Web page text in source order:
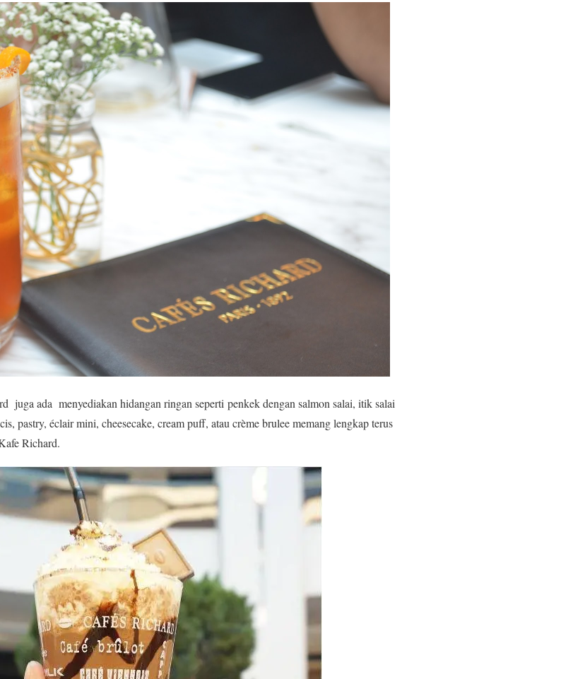
juga ada menyediakan hidangan ringan seperti penkek dengan salmon salai, itik salai
pastry, éclair mini, cheesecake, cream puff, atau crème brulee memang lengkap terus
Richard.